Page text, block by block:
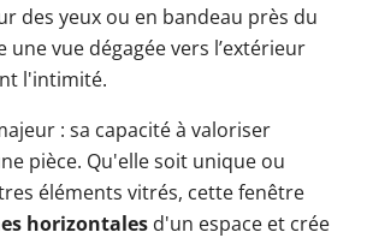
des yeux ou en bandeau près du
vue dégagée vers l’extérieur
l'intimité.
: sa capacité à valoriser
pièce. Qu'elle soit unique ou
éléments vitrés, cette fenêtre
horizontales d'un espace et crée